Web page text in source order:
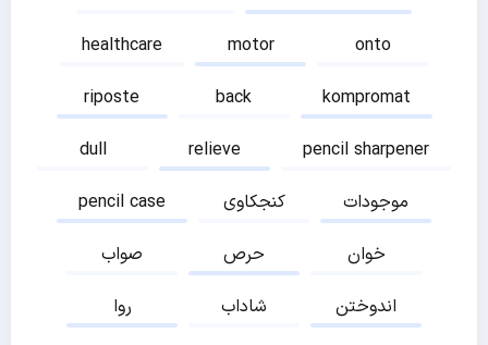
healthcare
motor
onto
riposte
back
kompromat
dull
relieve
pencil sharpener
pencil case
کنجکاوی
موجودات
صواب
حرص
خوان
روا
شاداب
اندوختن